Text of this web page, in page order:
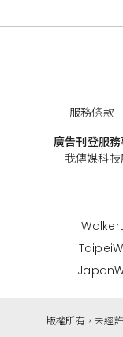
服務條款
廣告刊登服務
我傳媒科技
版權所有，未經